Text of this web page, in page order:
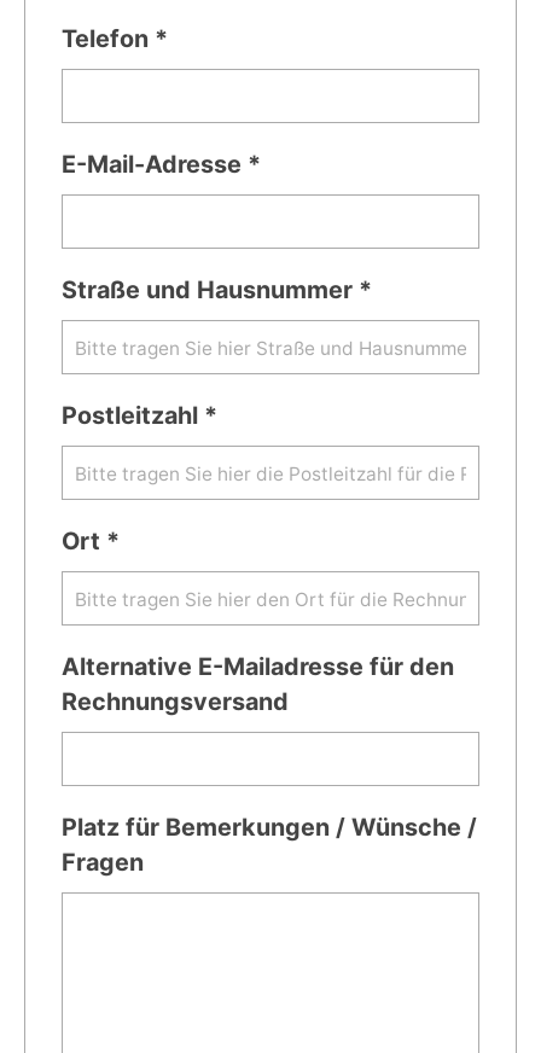
Telefon *
E-Mail-Adresse *
Straße und Hausnummer *
Postleitzahl *
Ort *
Alternative E-Mailadresse für den
Rechnungsversand
Platz für Bemerkungen / Wünsche /
Fragen